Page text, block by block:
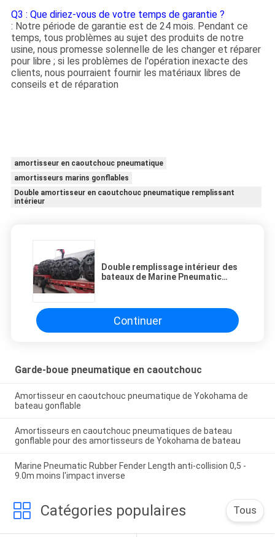
Q3 : Que diriez-vous de votre temps de garantie ?
: Notre période de garantie est de 24 mois. Pendant ce
temps, tous problèmes au sujet des produits de notre
usine, nous promesse solennelle de les changer et réparer
pour libre ; si les problèmes de l'opération inexacte des
clients, nous pourraient fournir les matériaux libres de
conseils et de réparation
amortisseur en caoutchouc pneumatique
amortisseurs marins gonflables
Double amortisseur en caoutchouc pneumatique remplissant
intérieur
Double remplissage intérieur des
bateaux de Marine Pneumatic
Continuer
Garde-boue pneumatique en caoutchouc
Amortisseur en caoutchouc pneumatique de Yokohama de
bateau gonflable
Amortisseurs en caoutchouc pneumatiques de bateau
gonflable pour des amortisseurs de Yokohama de bateau
Marine Pneumatic Rubber Fender Length anti-collision 0,5 -
9.0m moins l'impact inverse
Catégories populaires Tous